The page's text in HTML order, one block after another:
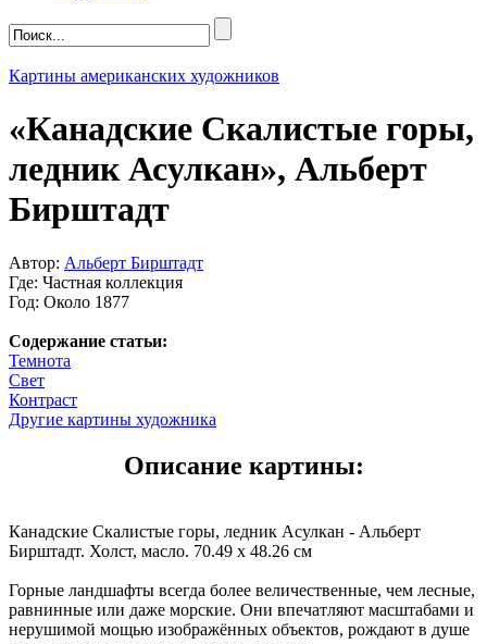
Картины американских художников
«Канадские Скалистые горы,
ледник Асулкан», Альберт
Бирштадт
Автор: Альберт Бирштадт
Где: Частная коллекция
Год: Около 1877
Содержание статьи:
Темнота
Свет
Контраст
Другие картины художника
Описание картины:
Канадские Скалистые горы, ледник Асулкан - Альберт
Бирштадт. Холст, масло. 70.49 x 48.26 см
Горные ландшафты всегда более величественные, чем лесные,
равнинные или даже морские. Они впечатляют масштабами и
нерушимой мощью изображённых объектов, рождают в душе